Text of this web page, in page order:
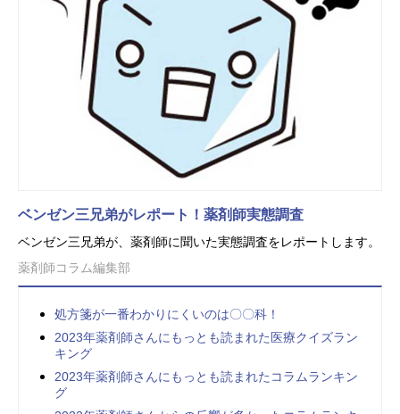
ベンゼン三兄弟がレポート！薬剤師実態調査
ベンゼン三兄弟が、薬剤師に聞いた実態調査をレポートします。
薬剤師コラム編集部
処方箋が一番わかりにくいのは〇〇科！
2023年薬剤師さんにもっとも読まれた医療クイズラン
キング
2023年薬剤師さんにもっとも読まれたコラムランキン
グ